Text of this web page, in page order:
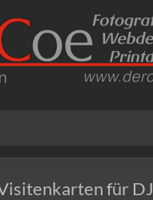
für DJ